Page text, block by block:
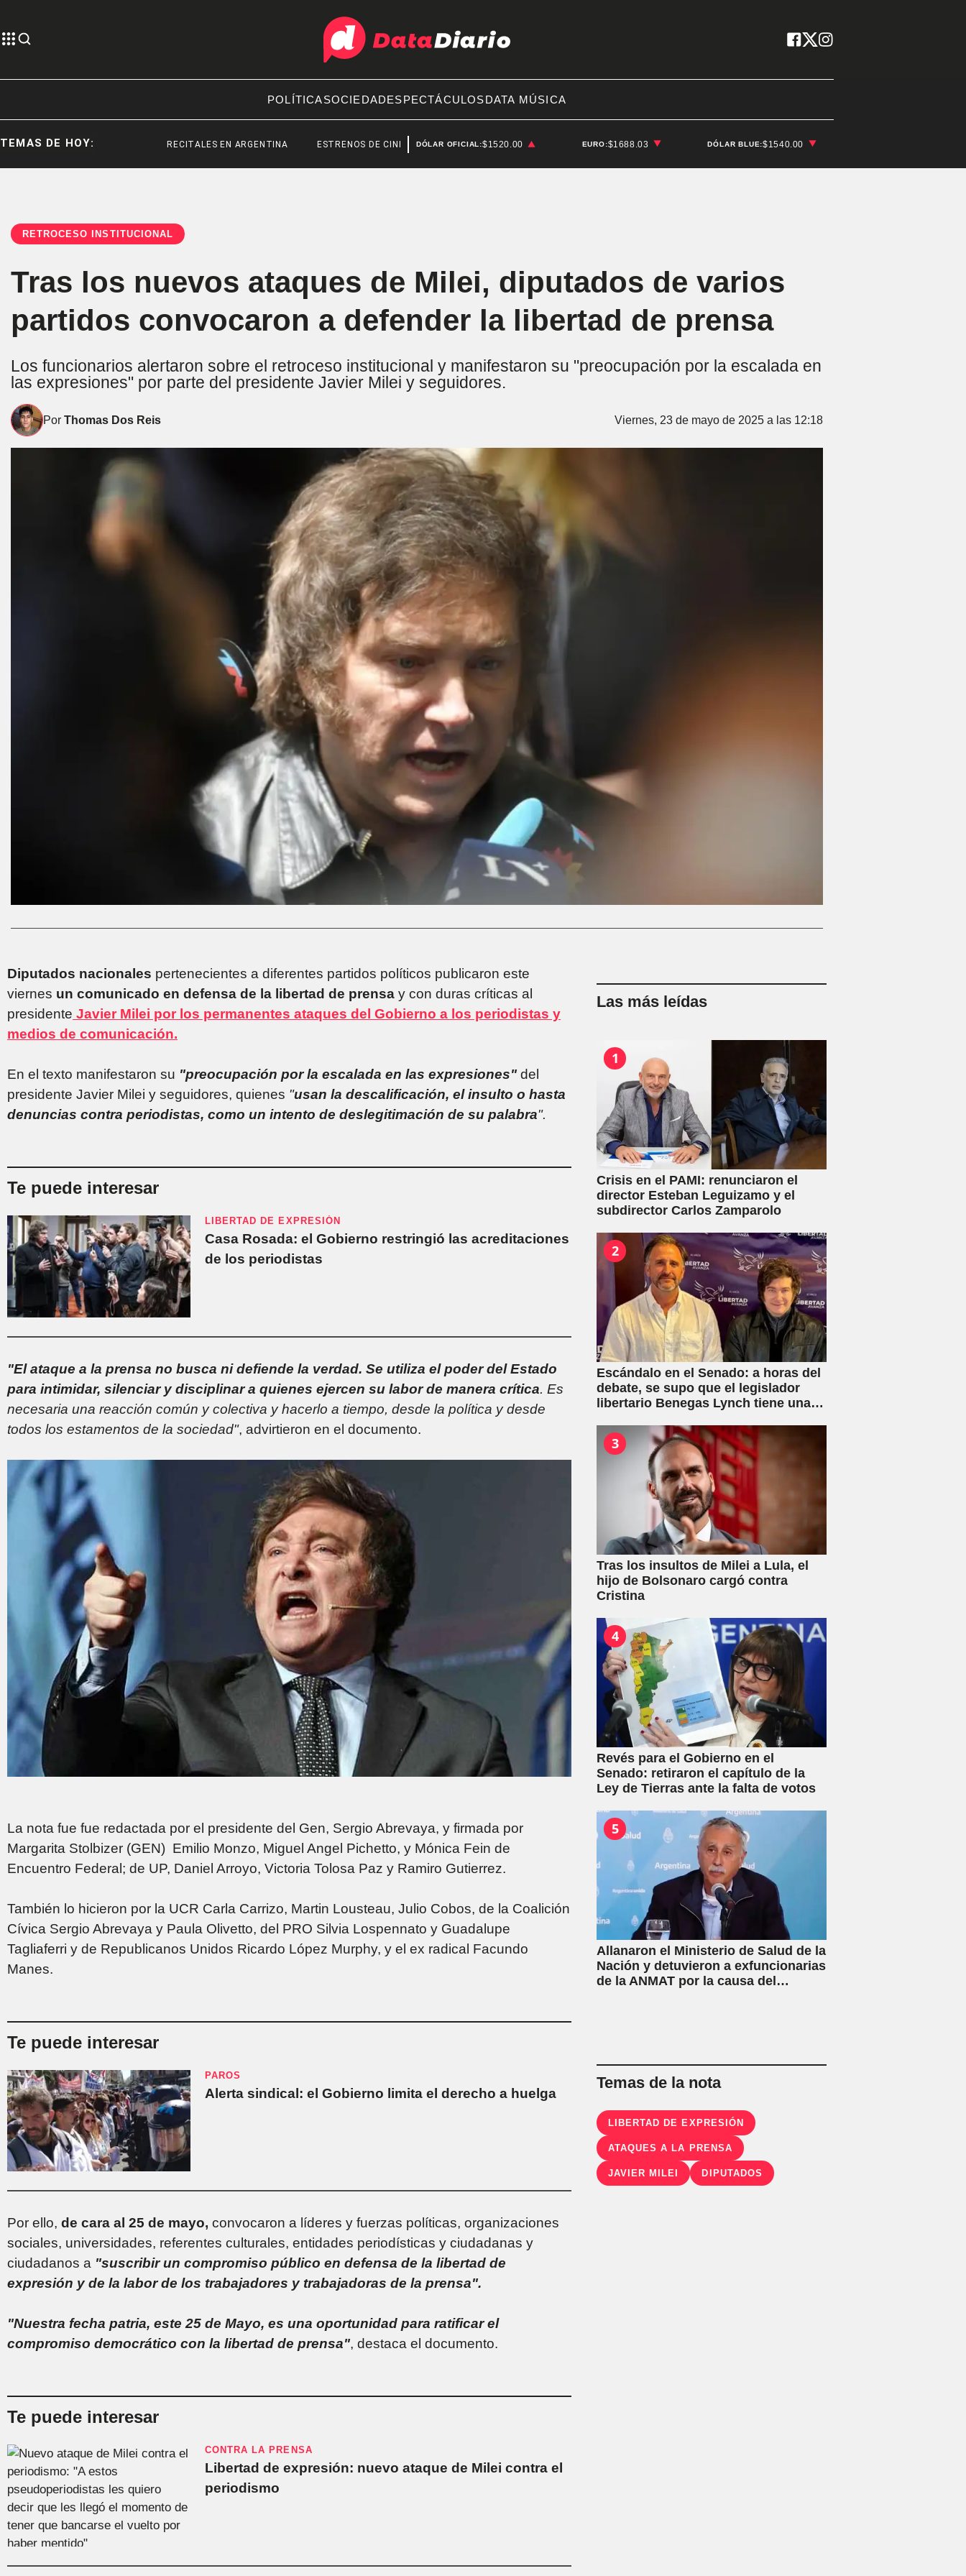
POLÍTICASOCIEDADESPECTÁCULOSDATA MÚSICA
TEMAS DE HOY: RECITALES EN ARGENTINA ESTRENOS DE CINE FRED MACHADO
DÓLAR OFICIAL:$1520.00 EURO:$1688.03 DÓLAR BLUE:$1540.00
RETROCESO INSTITUCIONAL
Tras los nuevos ataques de Milei, diputados de varios
partidos convocaron a defender la libertad de prensa
Los funcionarios alertaron sobre el retroceso institucional y manifestaron su "preocupación por la escalada en
las expresiones" por parte del presidente Javier Milei y seguidores.
Por Thomas Dos Reis Viernes, 23 de mayo de 2025 a las 12:18
Diputados nacionales pertenecientes a diferentes partidos políticos publicaron este
viernes un comunicado en defensa de la libertad de prensa y con duras críticas al
presidente Javier Milei por los permanentes ataques del Gobierno a los periodistas y
medios de comunicación.
En el texto manifestaron su "preocupación por la escalada en las expresiones" del
presidente Javier Milei y seguidores, quienes "usan la descalificación, el insulto o hasta
denuncias contra periodistas, como un intento de deslegitimación de su palabra".
Te puede interesar
LIBERTAD DE EXPRESIÓN
Casa Rosada: el Gobierno restringió las acreditaciones
de los periodistas
"El ataque a la prensa no busca ni defiende la verdad. Se utiliza el poder del Estado
para intimidar, silenciar y disciplinar a quienes ejercen su labor de manera crítica. Es
necesaria una reacción común y colectiva y hacerlo a tiempo, desde la política y desde
todos los estamentos de la sociedad", advirtieron en el documento.
La nota fue fue redactada por el presidente del Gen, Sergio Abrevaya, y firmada por
Margarita Stolbizer (GEN) Emilio Monzo, Miguel Angel Pichetto, y Mónica Fein de
Encuentro Federal; de UP, Daniel Arroyo, Victoria Tolosa Paz y Ramiro Gutierrez.
También lo hicieron por la UCR Carla Carrizo, Martin Lousteau, Julio Cobos, de la Coalición
Cívica Sergio Abrevaya y Paula Olivetto, del PRO Silvia Lospennato y Guadalupe
Tagliaferri y de Republicanos Unidos Ricardo López Murphy, y el ex radical Facundo
Manes.
Te puede interesar
PAROS
Alerta sindical: el Gobierno limita el derecho a huelga
Por ello, de cara al 25 de mayo, convocaron a líderes y fuerzas políticas, organizaciones
sociales, universidades, referentes culturales, entidades periodísticas y ciudadanas y
ciudadanos a "suscribir un compromiso público en defensa de la libertad de
expresión y de la labor de los trabajadores y trabajadoras de la prensa".
"Nuestra fecha patria, este 25 de Mayo, es una oportunidad para ratificar el
compromiso democrático con la libertad de prensa", destaca el documento.
Te puede interesar
CONTRA LA PRENSA
Libertad de expresión: nuevo ataque de Milei contra el
periodismo
Las más leídas
1
Crisis en el PAMI: renunciaron el
director Esteban Leguizamo y el
subdirector Carlos Zamparolo
2
Escándalo en el Senado: a horas del
debate, se supo que el legislador
libertario Benegas Lynch tiene una
venta de tierras a extranjeros
3
Tras los insultos de Milei a Lula, el
hijo de Bolsonaro cargó contra
Cristina
4
Revés para el Gobierno en el
Senado: retiraron el capítulo de la
Ley de Tierras ante la falta de votos
5
Allanaron el Ministerio de Salud de la
Nación y detuvieron a exfuncionarias
de la ANMAT por la causa del
Temas de la nota
LIBERTAD DE EXPRESIÓN
ATAQUES A LA PRENSA
JAVIER MILEI DIPUTADOS